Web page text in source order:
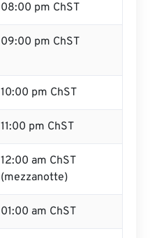
08:00 pm ChST
09:00 pm ChST
10:00 pm ChST
11:00 pm ChST
12:00 am ChST
(mezzanotte)
01:00 am ChST